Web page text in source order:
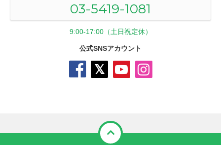
03-5419-1081
9:00-17:00（土日祝定休）
公式SNSアカウント